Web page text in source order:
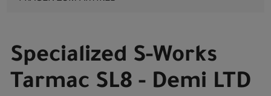
Specialized S-Works
Tarmac SL8 - Demi LTD